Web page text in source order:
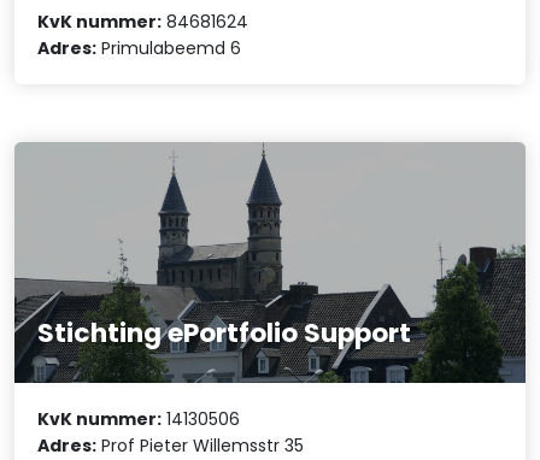
KvK nummer: 84681624
Adres: Primulabeemd 6
Stichting ePortfolio Support
KvK nummer: 14130506
Adres: Prof Pieter Willemsstr 35